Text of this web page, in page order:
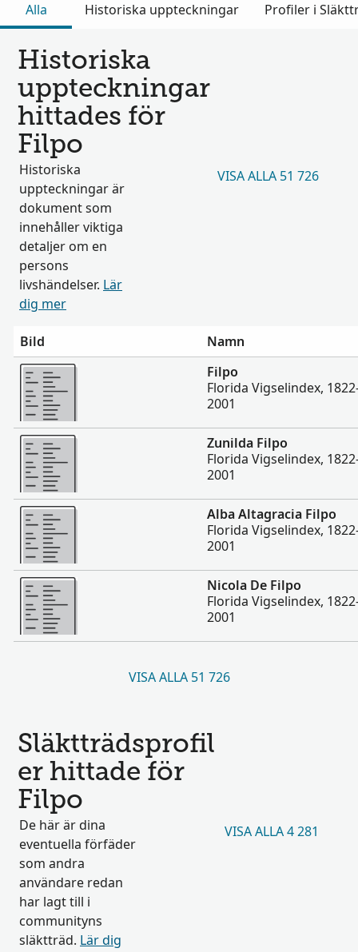
Alla
Historiska uppteckningar Profiler i
Historiska
uppteckningar
hittades för
Filpo
Historiska
uppteckningar är
dokument som
innehåller viktiga
detaljer om en
persons
livshändelser. Lär
dig mer
VISA ALLA 51 726
Bild
Namn
Mer
Filpo
Florida Vigselindex,
2001
Mer
Zunilda Filpo
Florida Vigselindex,
2001
Mer
Alba Altagracia Filpo
Florida Vigselindex,
2001
Mer
Nicola De Filpo
Florida Vigselindex,
2001
VISA ALLA 51 726
Släktträdsprofil
er hittade för
Filpo
De här är dina
eventuella förfäder
som andra
användare redan
har lagt till i
communityns
släktträd. Lär dig
VISA ALLA 4 281